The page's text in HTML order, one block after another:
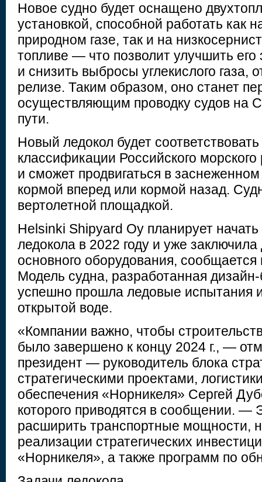
Новое судно будет оснащено
установкой, способной работать как
природном газе, так и на
топливе — что позволит улучшить
и снизить выбросы углекислого газа,
релизе. Таким образом, оно станет
осуществляющим проводку судов на
пути.
Новый ледокол будет
классификации Российского морского
и сможет продвигаться в
кормой вперед или кормой назад.
вертолетной площадкой.
Helsinki Shipyard Oy планирует начать
ледокола в 2022 году и уже
основного оборудования, сообщается
Модель судна, разработанная
успешно прошла ледовые испытания
открытой воде.
«Компании важно, чтобы
было завершено к концу 2024 г., —
президент — руководитель блока
стратегическими проектами,
обеспечения «Норникеля» Сергей
которого приводятся в сообщении. —
расширить транспортные мощности,
реализации стратегических
«Норникеля», а также программ по